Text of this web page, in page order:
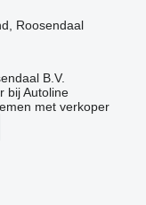
Roosendaal
B.V.
bij Autoline
met verkoper